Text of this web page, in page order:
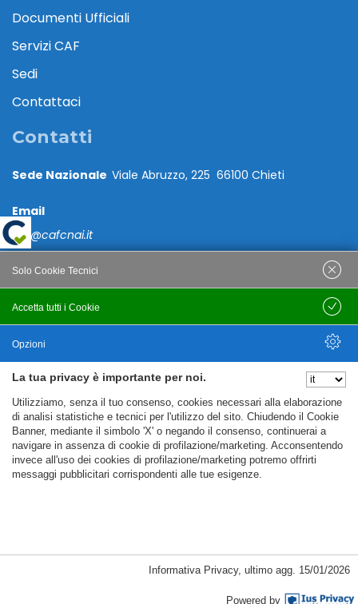
Documenti Ufficiali
Servizi CAF
Sedi
Contattaci
Contatti
Sede Nazionale Viale Abruzzo, 225 66100 Chieti
Email
caf@cafcnai.it
Posta Certificata
PRIVACY
Note Legali
Policy
Cookie Policy
La tua privacy è importante per noi.
Utilizziamo, senza il tuo consenso, cookies necessari alla elaborazione
di analisi statistiche e tecnici per l'utilizzo del sito. Chiudendo il Cookie
Banner, mediante il simbolo 'X' o negando il consenso, continuerai a
navigare in assenza di cookie di profilazione/marketing. Acconsentendo
invece all'uso dei cookies di profilazione/marketing potremo offrirti
messaggi pubblicitari corrispondenti alle tue esigenze.
Accetta tutti i Cookie
Solo Cookie Tecnici
Salva
Opzioni
Nascondi Opzioni
Informativa Privacy, ultimo agg. 15/01/2026
Powered by